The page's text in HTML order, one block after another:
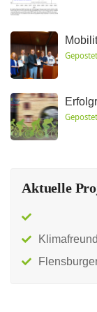
Aktuelle